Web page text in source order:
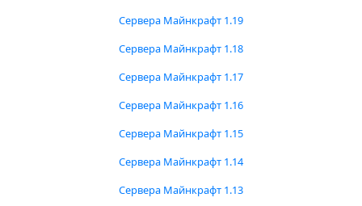
Сервера Майнкрафт 1.19
Сервера Майнкрафт 1.18
Сервера Майнкрафт 1.17
Сервера Майнкрафт 1.16
Сервера Майнкрафт 1.15
Сервера Майнкрафт 1.14
Сервера Майнкрафт 1.13